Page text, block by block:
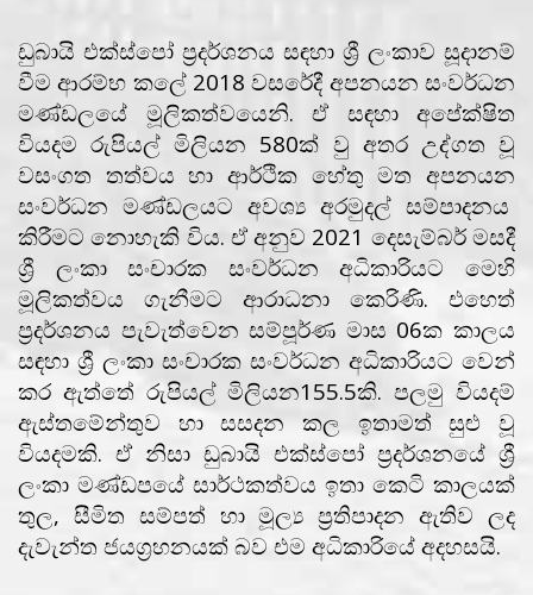
ඩුබායි එක්ස්පෝ ප්‍රදර්ශනය සඳහා ශ්‍රී ලංකාව සූදානම්
වීම ආරම්භ කලේ 2018 වසරේදී අපනයන සංවර්ධන
මණ්ඩලයේ මූලිකත්වයෙනි. ඒ සඳහා අපේක්ෂිත
වියදම රුපියල් මිලියන 580ක් වු අතර උද්ගත වූ
වසංගත තත්වය හා ආර්ථික හේතු මත අපනයන
සංවර්ධන මණ්ඩලයට අවශ්‍ය අරමුදල් සම්පාදනය
කිරීමට නොහැකි විය. ඒ අනුව 2021 දෙසැම්බර් මසදී
ශ්‍රී ලංකා සංචාරක සංවර්ධන අධිකාරියට මෙහි
මූලිකත්වය ගැනීමට ආරාධනා කෙරිණි. එහෙත්
ප්‍රදර්ශනය පැවැත්වෙන සම්පූර්ණ මාස 06ක කාලය
සඳහා ශ්‍රී ලංකා සංචාරක සංවර්ධන අධිකාරියට වෙන්
කර ඇත්තේ රුපියල් මිලියන155.5කි. පලමු වියදම්
ඇස්තමේන්තුව හා සසදන කල ඉතාමත් සුළු වූ
වියදමකි. ඒ නිසා ඩුබායි එක්ස්පෝ ප්‍රදර්ශනයේ ශ්‍රී
ලංකා මණ්ඩපයේ සාර්ථකත්වය ඉතා කෙටි කාලයක්
තුල, සීමිත සම්පත් හා මූල්‍ය ප්‍රතිපාදන ඇතිව ලද
දැවැන්ත ජයග්‍රහනයක් බව එම අධිකාරියේ අදහසයි.